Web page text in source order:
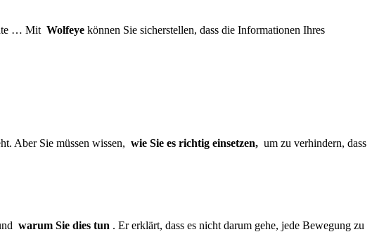
… Mit Wolfeye können Sie sicherstellen, dass die Informationen Ihres
Aber Sie müssen wissen, wie Sie es richtig einsetzen, um zu verhindern, dass
warum Sie dies tun . Er erklärt, dass es nicht darum gehe, jede Bewegung zu